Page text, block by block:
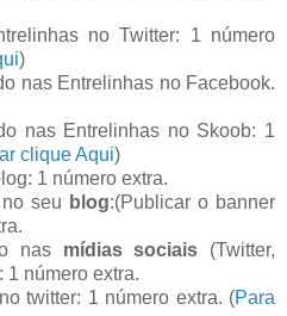
no Twitter: 1 número
)
nas Entrelinhas no Facebook.
nas Entrelinhas no Skoob: 1
clique Aqui)
1 número extra.
seu blog:(Publicar o banner
nasmídias sociais (Twitter,
1 número extra.
twitter: 1 número extra. (Para